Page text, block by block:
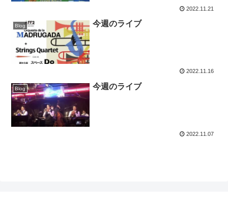
2022.11.21
Blog 今週のライブ
2022.11.16
Blog 今週のライブ
2022.11.07